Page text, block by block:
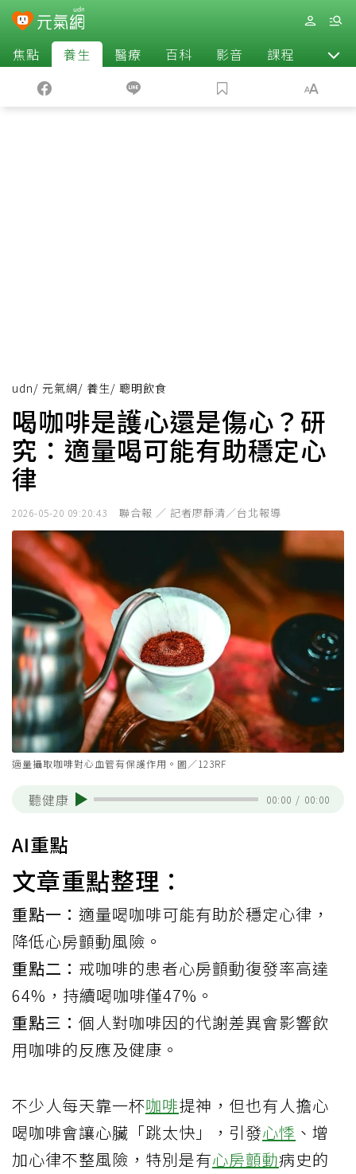
焦點 養生 醫療 百科 影音 課程 退休
udn/ 元氣網/ 養生/ 聰明飲食
喝咖啡是護心還是傷心？研
究：適量喝可能有助穩定心
律
2026-05-20 09:20:43 聯合報 ／ 記者廖靜清／台北報導
適量攝取咖啡對心血管有保護作用。圖／123RF
聽健康 00:00 / 00:00
AI重點
文章重點整理：
重點一： 適量喝咖啡可能有助於穩定心律，
降低心房顫動風險。
重點二： 戒咖啡的患者心房顫動復發率高達
64%，持續喝咖啡僅47%。
重點三： 個人對咖啡因的代謝差異會影響飲
用咖啡的反應及健康。
不少人每天靠一杯咖啡提神，但也有人擔心
喝咖啡會讓心臟「跳太快」，引發心悸 、增
加心律不整風險，特別是有心房顫動病史的